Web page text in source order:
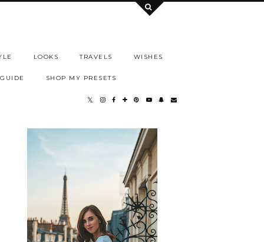
LOOKS TRAVELS WISHES
SHOP MY PRESETS